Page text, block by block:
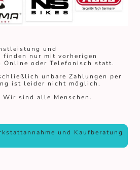
und
finden nur mit vorherigen
Online oder Telefonisch statt.
unbare Zahlungen per
ist leider nicht möglich.
sind alle Menschen.
und Kaufberatung